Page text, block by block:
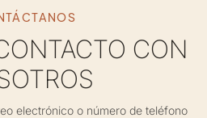
CON
electrónico o número de teléfono